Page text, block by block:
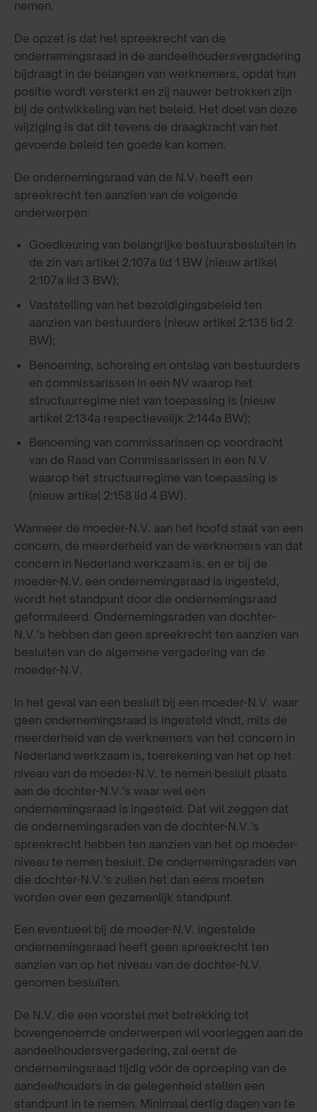
nemen.
De opzet is dat het spreekrecht van de
ondernemingsraad in de aandeelhoudersvergadering
bijdraagt in de belangen van werknemers, opdat hun
positie wordt versterkt en zij nauwer betrokken zijn
bij de ontwikkeling van het beleid. Het doel van deze
wijziging is dat dit tevens de draagkracht van het
gevoerde beleid ten goede kan komen.
De ondernemingsraad van de N.V. heeft een
spreekrecht ten aanzien van de volgende
onderwerpen:
Goedkeuring van belangrijke bestuursbesluiten in
de zin van artikel 2:107a lid 1 BW (nieuw artikel
2:107a lid 3 BW);
Vaststelling van het bezoldigingsbeleid ten
aanzien van bestuurders (nieuw artikel 2:135 lid 2
BW);
Benoeming, schorsing en ontslag van bestuurders
en commissarissen in een NV waarop het
structuurregime niet van toepassing is (nieuw
artikel 2:134a respectievelijk 2:144a BW);
Benoeming van commissarissen op voordracht
van de Raad van Commissarissen in een N.V.
waarop het structuurregime van toepassing is
(nieuw artikel 2:158 lid 4 BW).
Wanneer de moeder-N.V. aan het hoofd staat van een
concern, de meerderheid van de werknemers van dat
concern in Nederland werkzaam is, en er bij de
moeder-N.V. een ondernemingsraad is ingesteld,
wordt het standpunt door die ondernemingsraad
geformuleerd. Ondernemingsraden van dochter-
N.V.’s hebben dan geen spreekrecht ten aanzien van
besluiten van de algemene vergadering van de
moeder-N.V.
In het geval van een besluit bij een moeder-N.V. waar
geen ondernemingsraad is ingesteld vindt, mits de
meerderheid van de werknemers van het concern in
Nederland werkzaam is, toerekening van het op het
niveau van de moeder-N.V. te nemen besluit plaats
aan de dochter-N.V.’s waar wel een
ondernemingsraad is ingesteld. Dat wil zeggen dat
de ondernemingsraden van de dochter-N.V.’s
spreekrecht hebben ten aanzien van het op moeder-
niveau te nemen besluit. De ondernemingsraden van
die dochter-N.V.’s zullen het dan eens moeten
worden over een gezamenlijk standpunt.
Een eventueel bij de moeder-N.V. ingestelde
ondernemingsraad heeft geen spreekrecht ten
aanzien van op het niveau van de dochter-N.V.
genomen besluiten.
De N.V. die een voorstel met betrekking tot
bovengenoemde onderwerpen wil voorleggen aan de
aandeelhoudersvergadering, zal eerst de
ondernemingsraad tijdig vóór de oproeping van de
aandeelhouders in de gelegenheid stellen een
standpunt in te nemen. Minimaal dertig dagen van te